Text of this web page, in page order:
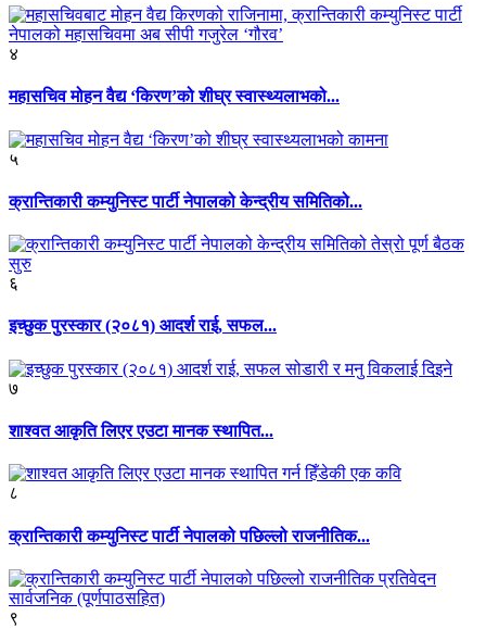
४
महासचिव मोहन वैद्य ‘किरण’को शीघ्र स्वास्थ्यलाभको...
५
क्रान्तिकारी कम्युनिस्ट पार्टी नेपालको केन्द्रीय समितिको...
६
इच्छुक पुरस्कार (२०८१) आदर्श राई, सफल...
७
शाश्वत आकृति लिएर एउटा मानक स्थापित...
८
क्रान्तिकारी कम्युनिस्ट पार्टी नेपालको पछिल्लो राजनीतिक...
९